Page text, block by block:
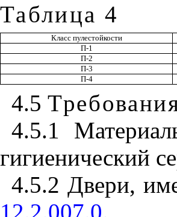
Таблица 4
Класс пулестойкости
П-1
П-2
П-3
П-4
4.5
4.5.1
гигиенический
4.5.2 Двери,
12.2.007.0.